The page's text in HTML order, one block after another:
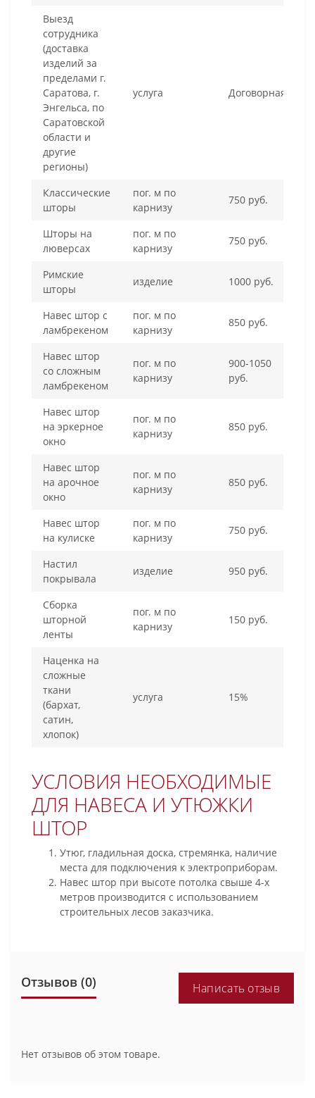
Выезд
сотрудника
(доставка
изделий за
пределами г.
Саратова, г.
Энгельса, по
Саратовской
области и
другие
регионы)
услуга Договорная
Классические
шторы
пог. м по
карнизу
750 руб.
Шторы на
люверсах
пог. м по
карнизу
750 руб.
Римские
шторы
изделие 1000 руб.
Навес штор с
ламбрекеном
пог. м по
карнизу
850 руб.
Навес штор
со сложным
ламбрекеном
пог. м по
карнизу
900-1050
руб.
Навес штор
на эркерное
окно
пог. м по
карнизу
850 руб.
Навес штор
на арочное
окно
пог. м по
карнизу
850 руб.
Навес штор
на кулиске
пог. м по
карнизу
750 руб.
Настил
покрывала
изделие 950 руб.
Сборка
шторной
ленты
пог. м по
карнизу
150 руб.
Наценка на
сложные
ткани
(бархат,
сатин,
хлопок)
услуга 15%
УСЛОВИЯ НЕОБХОДИМЫЕ
ДЛЯ НАВЕСА И УТЮЖКИ
ШТОР
Утюг, гладильная доска, стремянка, наличие
места для подключения к электроприборам.
Навес штор при высоте потолка свыше 4-х
метров производится с использованием
строительных лесов заказчика.
Отзывов (0) Написать отзыв
Нет отзывов об этом товаре.